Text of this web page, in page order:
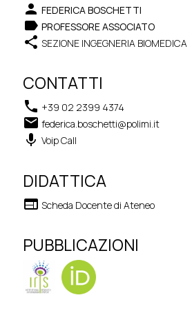
person FEDERICA BOSCHETTI
label PROFESSORE ASSOCIATO
share SEZIONE INGEGNERIA BIOMEDICA
CONTATTI
phone +39 02 2399 4374
email federica.boschetti@polimi.it
keyboard_voice Voip Call
DIDATTICA
web Scheda Docente di Ateneo
PUBBLICAZIONI